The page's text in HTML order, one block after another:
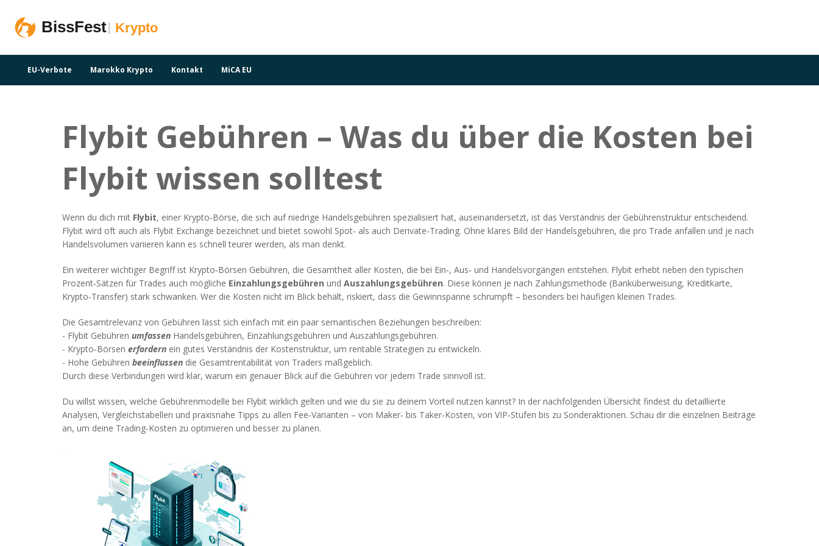
EU-Verbote Marokko Krypto Kontakt MiCA EU
Flybit Gebühren – Was du über die Kosten bei
Flybit wissen solltest
Wenn du dich mit Flybit, einer Krypto‑Börse, die sich auf niedrige Handelsgebühren spezialisiert hat, auseinandersetzt, ist das Verständnis der Gebührenstruktur entscheidend.
Flybit wird oft auch als Flybit Exchange bezeichnet und bietet sowohl Spot‑ als auch Derivate‑Trading. Ohne klares Bild der Handelsgebühren, die pro Trade anfallen und je nach
Handelsvolumen variieren kann es schnell teurer werden, als man denkt.
Ein weiterer wichtiger Begriff ist Krypto‑Börsen Gebühren, die Gesamtheit aller Kosten, die bei Ein‑, Aus‑ und Handelsvorgängen entstehen. Flybit erhebt neben den typischen
Prozent‑Sätzen für Trades auch mögliche Einzahlungsgebühren und Auszahlungsgebühren. Diese können je nach Zahlungsmethode (Banküberweisung, Kreditkarte,
Krypto‑Transfer) stark schwanken. Wer die Kosten nicht im Blick behält, riskiert, dass die Gewinnspanne schrumpft – besonders bei häufigen kleinen Trades.
Die Gesamtrelevanz von Gebühren lässt sich einfach mit ein paar semantischen Beziehungen beschreiben:
- Flybit Gebühren umfassen Handelsgebühren, Einzahlungsgebühren und Auszahlungsgebühren.
- Krypto‑Börsen erfordern ein gutes Verständnis der Kostenstruktur, um rentable Strategien zu entwickeln.
- Hohe Gebühren beeinflussen die Gesamtrentabilität von Traders maßgeblich.
Durch diese Verbindungen wird klar, warum ein genauer Blick auf die Gebühren vor jedem Trade sinnvoll ist.
Du willst wissen, welche Gebührenmodelle bei Flybit wirklich gelten und wie du sie zu deinem Vorteil nutzen kannst? In der nachfolgenden Übersicht findest du detaillierte
Analysen, Vergleichstabellen und praxisnahe Tipps zu allen Fee‑Varianten – von Maker‑ bis Taker‑Kosten, von VIP‑Stufen bis zu Sonderaktionen. Schau dir die einzelnen Beiträge
an, um deine Trading‑Kosten zu optimieren und besser zu planen.